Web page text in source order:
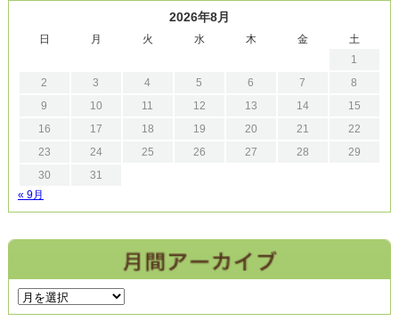
2026年8月
日 月 火 水 木 金
土
1
2
3 4 5 6 7
8
9
10 11 12 13 14
15
16
17 18 19 20 21
22
23
24 25 26 27 28
29
30
31
« 9月